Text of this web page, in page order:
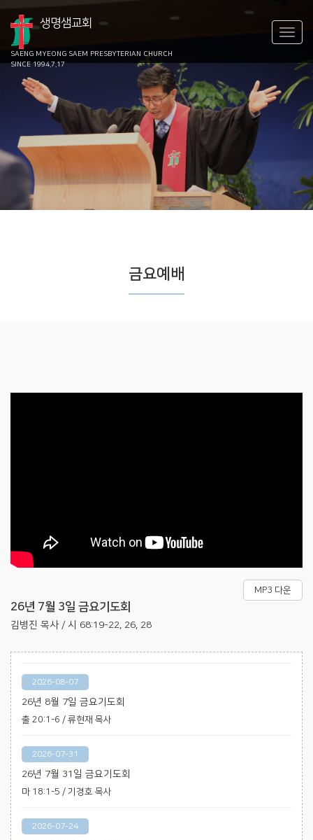
생명샘교회
SAENG MYEONG SAEM PRESBYTERIAN CHURCH
SINCE 1994.7.17
금요예배
MP3 다운
26년 7월 3일 금요기도회
김병진 목사 / 시 68:19-22, 26, 28
2026-08-07
26년 8월 7일 금요기도회
출 20:1-6 / 류현재 목사
2026-07-31
26년 7월 31일 금요기도회
마 18:1-5 / 기경호 목사
2026-07-24